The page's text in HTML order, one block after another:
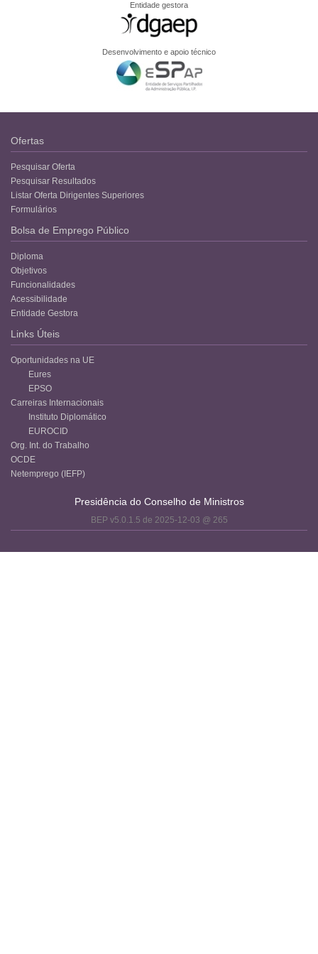
Entidade gestora
Desenvolvimento e apoio técnico
Ofertas
Pesquisar Oferta
Pesquisar Resultados
Listar Oferta Dirigentes Superiores
Formulários
Bolsa de Emprego Público
Diploma
Objetivos
Funcionalidades
Acessibilidade
Entidade Gestora
Links Úteis
Oportunidades na UE
Eures
EPSO
Carreiras Internacionais
Instituto Diplomático
EUROCID
Org. Int. do Trabalho
OCDE
Netemprego (IEFP)
Presidência do Conselho de Ministros
BEP v5.0.1.5 de 2025-12-03 @ 265